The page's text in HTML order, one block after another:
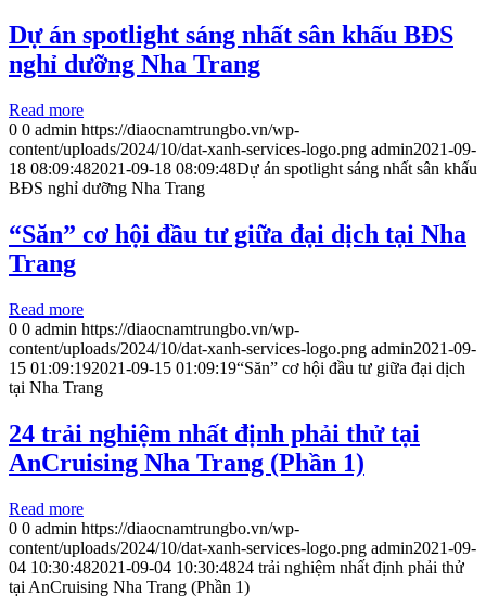
Dự án spotlight sáng nhất sân khấu BĐS
nghỉ dưỡng Nha Trang
Read more
0 0 admin https://diaocnamtrungbo.vn/wp-
content/uploads/2024/10/dat-xanh-services-logo.png admin2021-09-
18 08:09:482021-09-18 08:09:48Dự án spotlight sáng nhất sân khấu
BĐS nghỉ dưỡng Nha Trang
“Săn” cơ hội đầu tư giữa đại dịch tại Nha
Trang
Read more
0 0 admin https://diaocnamtrungbo.vn/wp-
content/uploads/2024/10/dat-xanh-services-logo.png admin2021-09-
15 01:09:192021-09-15 01:09:19“Săn” cơ hội đầu tư giữa đại dịch
tại Nha Trang
24 trải nghiệm nhất định phải thử tại
AnCruising Nha Trang (Phần 1)
Read more
0 0 admin https://diaocnamtrungbo.vn/wp-
content/uploads/2024/10/dat-xanh-services-logo.png admin2021-09-
04 10:30:482021-09-04 10:30:4824 trải nghiệm nhất định phải thử
tại AnCruising Nha Trang (Phần 1)